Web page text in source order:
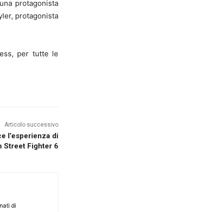
protagonista
protagonista
per tutte le
Articolo successivo
l’esperienza di
Street Fighter 6
di